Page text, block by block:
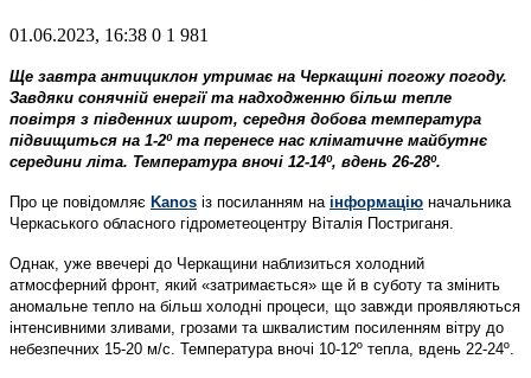
01.06.2023, 16:38 0 1 981
Ще завтра антициклон утримає на Черкащині погожу погоду.
Завдяки сонячній енергії та надходженню більш тепле
повітря з південних широт, середня добова температура
підвищиться на 1-2º та перенесе нас кліматичне майбутнє
середини літа. Температура вночі 12-14º, вдень 26-28º.
Про це повідомляє Kanos із посиланням на інформацію начальника
Черкаського обласного гідрометеоцентру Віталія Постриганя.
Однак, уже ввечері до Черкащини наблизиться холодний
атмосферний фронт, який «затримається» ще й в суботу та змінить
аномальне тепло на більш холодні процеси, що завжди проявляються
інтенсивними зливами, грозами та шквалистим посиленням вітру до
небезпечних 15-20 м/с. Температура вночі 10-12º тепла, вдень 22-24º.